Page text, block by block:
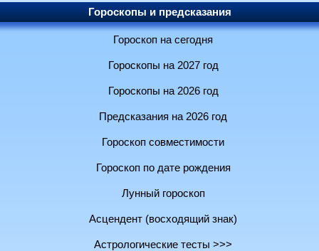
Гороскопы и предсказания
Гороскоп на сегодня
Гороскопы на 2027 год
Гороскопы на 2026 год
Предсказания на 2026 год
Гороскоп совместимости
Гороскоп по дате рождения
Лунный гороскоп
Асцендент (восходящий знак)
Астрологические тесты >>>